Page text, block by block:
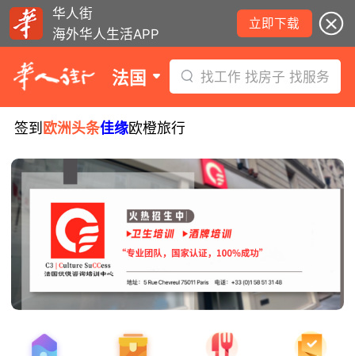
华人街
海外华人生活APP
立即下载
法国 找工作 找房子 找服务
签到 欧洲头条佳缘欧橙旅行